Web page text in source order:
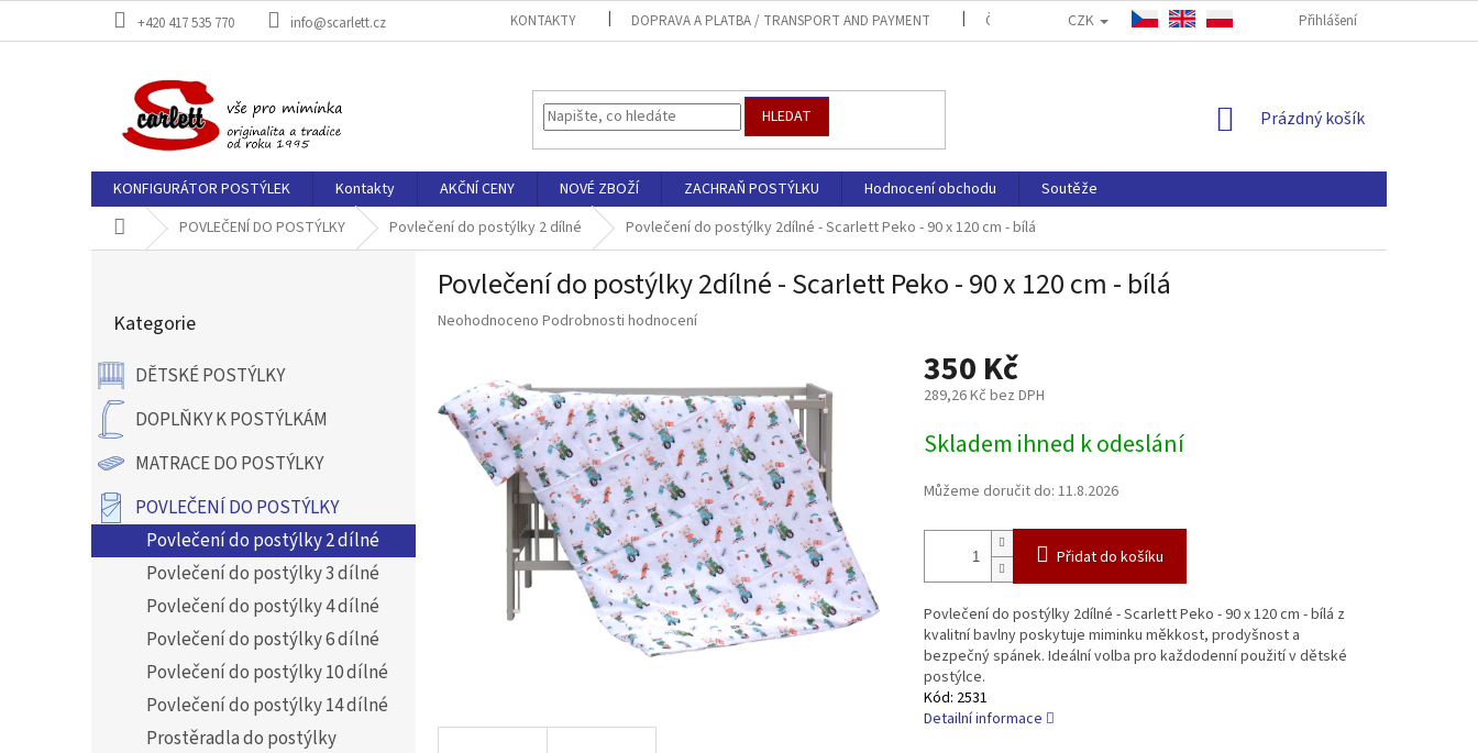
+420 417 535 770 info@scarlett.cz KONTAKTY DOPRAVA A PLATBA / TRANSPORT AND PAYMENT ČASTÉ DOTAZY FORMULÁŘ PRO ODSTOUPENÍ OD SMLOUVY
CZK Přihlášení
HLEDAT
NÁKUPNÍ
Prázdný košík
KONFIGURÁTOR POSTÝLEK Kontakty AKČNÍ CENY NOVÉ ZBOŽÍ ZACHRAŇ POSTÝLKU Hodnocení obchodu
Soutěže
Domů POVLEČENÍ DO POSTÝLKY Povlečení do postýlky 2 dílné Povlečení do postýlky 2dílné - Scarlett Peko - 90 x 120 cm - bílá
a
n
p
n
e
kategorie
Kategorie
DĚTSKÉ POSTÝLKY
DOPLŇKY K POSTÝLKÁM
MATRACE DO POSTÝLKY
POVLEČENÍ DO POSTÝLKY
Povlečení do postýlky 2 dílné
Povlečení do postýlky 3 dílné
Povlečení do postýlky 4 dílné
Povlečení do postýlky 6 dílné
Povlečení do postýlky 10 dílné
Povlečení do postýlky 14 dílné
Prostěradla do postýlky
Povlečení do postýlky 2dílné - Scarlett Peko - 90 x 120 cm - bílá
Průměrné
0,0
hvězdiček.
Neohodnoceno Podrobnosti hodnocení
350 Kč
289,26 Kč bez DPH
cena:
Skladem ihned k odeslání
Můžeme doručit do: 11.8.2026
Přidat do košíku
Povlečení do postýlky 2dílné - Scarlett Peko - 90 x 120 cm - bílá z
kvalitní bavlny poskytuje miminku měkkost, prodyšnost a
bezpečný spánek. Ideální volba pro každodenní použití v dětské
postýlce.
Kód: 2531
Detailní informace